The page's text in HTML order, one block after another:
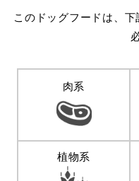
このドッグフードは、
肉系
植物系